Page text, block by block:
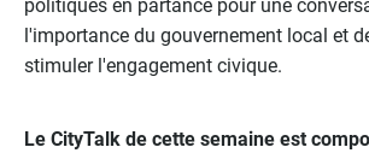
l'importance du gouvernement local et
stimuler l'engagement civique.
Le CityTalk de cette semaine est